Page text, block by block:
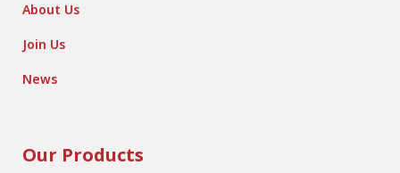
About Us
Join Us
News
Our Products